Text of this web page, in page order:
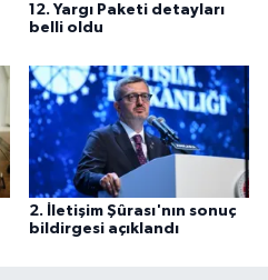
12. Yargı Paketi detayları
belli oldu
2. İletişim Şûrası'nın sonuç
bildirgesi açıklandı